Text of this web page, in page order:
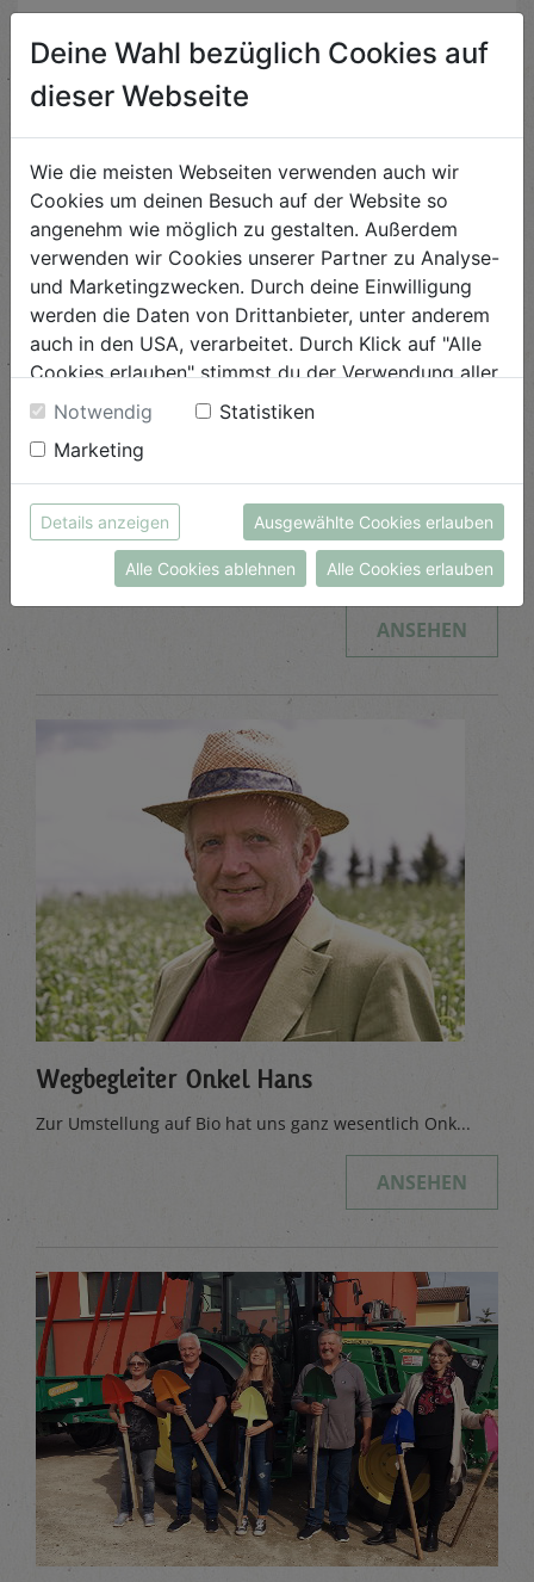
Beliebte Beiträge
Regional nicht um jeden Preis
Was hierzulande wächst, kommt auch aus der Re...
ANSEHEN
Wegbegleiter Onkel Hans
Zur Umstellung auf Bio hat uns ganz wesentlich Onk...
ANSEHEN
Deine Wahl bezüglich Cookies auf
dieser Webseite
Wie die meisten Webseiten verwenden auch wir
Cookies um deinen Besuch auf der Website so
angenehm wie möglich zu gestalten. Außerdem
verwenden wir Cookies unserer Partner zu Analyse-
und Marketingzwecken. Durch deine Einwilligung
werden die Daten von Drittanbieter, unter anderem
auch in den USA, verarbeitet. Durch Klick auf "Alle
Cookies erlauben" stimmst du der Verwendung aller
Cookies zu. Unter "Details anzeigen" findest du alle
Infos zu den unterschiedlichen Cookies, du kannst
auch entscheiden, welche Cookies du erlauben
möchtest.
Weitere Informationen findest du in unserer
Datenschutzerklärungbzw. imImpressum
Notwendig
Statistiken
Marketing
Details anzeigen Ausgewählte Cookies erlauben
Alle Cookies ablehnen Alle Cookies erlauben